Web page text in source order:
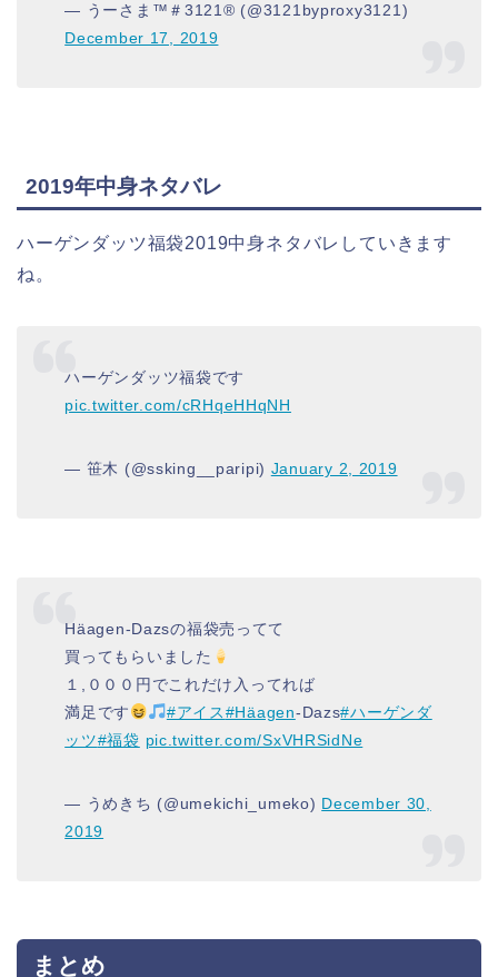
— うーさま™＃3121® (@3121byproxy3121)
December 17, 2019
2019年中身ネタバレ
ハーゲンダッツ福袋2019中身ネタバレしていきます
ね。
ハーゲンダッツ福袋です
pic.twitter.com/cRHqeHHqNH
— 笹木 (@ssking__paripi) January 2, 2019
Häagen-Dazsの福袋売ってて
買ってもらいました
１,０００円でこれだけ入ってれば
満足です
#アイス#Häagen-Dazs#ハーゲンダ
ッツ#福袋 pic.twitter.com/SxVHRSidNe
— うめきち (@umekichi_umeko) December 30,
2019
まとめ